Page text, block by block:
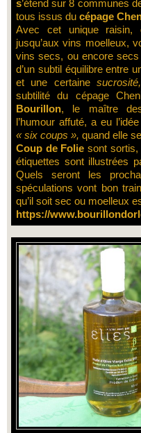
s’étend sur 8 communes
tous issus du cépage
Avec cet unique raisin,
jusqu’aux vins moelleux,
vins secs, ou encore
d’un subtil équilibre entre
et une certaine
subtilité du cépage
Bourillon, le maître
l’humour affuté, a eu
« six coups », quand elle
Coup de Folie sont sortis,
étiquettes sont illustrées
Quels seront les
spéculations vont bon
qu’il soit sec ou moelleux
https://